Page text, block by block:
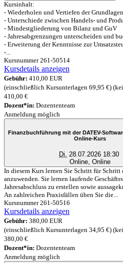
Kursinhalt:
- Wiederholen und Vertiefen der
- Unterschiede zwischen Handels- und
- Mindestgliederung von Bilanz und GuV
- Jahresabgrenzungen unterscheiden und
- Erweiterung der Kenntnisse zur
-...
Kursnummer 261-50514
Kursdetails anzeigen
Gebühr: 410,00 EUR
(einschließlich Kursunterlagen 69,95 €)
410,00 €
Dozent*in: Dozententeam
Anmeldung möglich
Online-Kurs
Di. 28.07.2026 18:30
Online, Online
In diesem Kurs lernen Sie Schritt für
anzuwenden. Sie lernen laufende
Jahresabschluss zu erstellen sowie
An zahlreichen Praxisfällen üben Sie die...
Kursnummer 261-50516
Kursdetails anzeigen
Gebühr: 380,00 EUR
(einschließlich Kursunterlagen 34,95 €)
380,00 €
Dozent*in: Dozententeam
Anmeldung möglich